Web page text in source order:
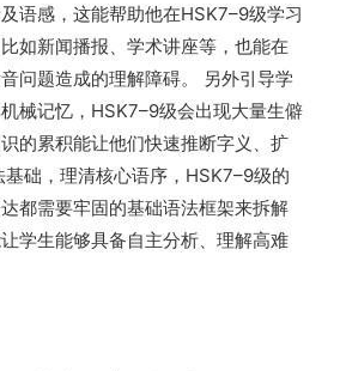
语感，这能帮助他在HSK7–9级学习
如新闻播报、学术讲座等，也能在
问题造成的理解障碍。 另外引导学
械记忆，HSK7–9级会出现大量生僻
的累积能让他们快速推断字义、扩
础，理清核心语序，HSK7–9级的
都需要牢固的基础语法框架来拆解
学生能够具备自主分析、理解高难